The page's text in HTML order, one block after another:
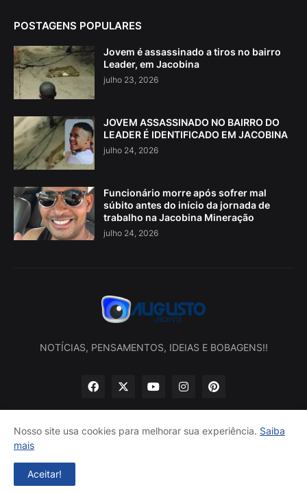
POSTAGENS POPULARES
Jovem é assassinado a tiros no bairro
Leader, em Jacobina
julho 23, 2026
JOVEM ASSASSINADO NO BAIRRO DO
LEADER É IDENTIFICADO EM JACOBINA
julho 24, 2026
Funcionário morre após sofrer mal
súbito antes do início da jornada de
trabalho na Jacobina Mineração
julho 24, 2026
NOTÍCIAS, PENSAMENTOS, IDEIAS E BOBAGENS!!
Início
Nosso site usa cookies para melhorar sua experiência. Saiba
mais
Aceitar!